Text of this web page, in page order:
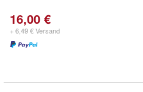
16,00 €
+ 6,49 € Versand